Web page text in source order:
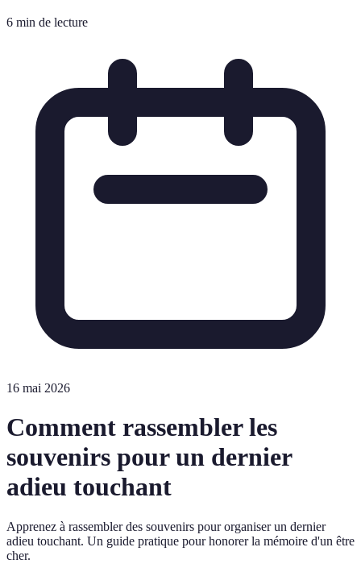
6 min de lecture
16 mai 2026
Comment rassembler les
souvenirs pour un dernier
adieu touchant
Apprenez à rassembler des souvenirs pour organiser un dernier
adieu touchant. Un guide pratique pour honorer la mémoire d'un être
cher.